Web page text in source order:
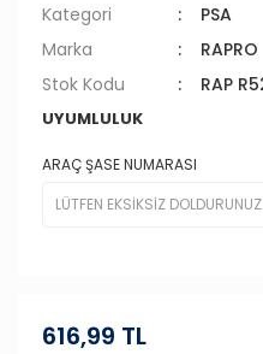
Kategori
PSA
Marka
RAPRO
Stok Kodu
RAP
UYUMLULUK
ARAÇ ŞASE NUMARASI
616,99 TL